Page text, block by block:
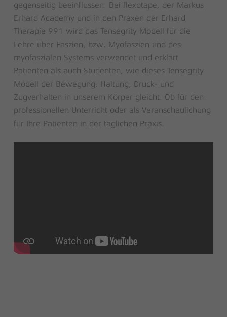
gegenseitig beeinflussen. Bei flexotape, der Markus
Erhard Academy und in den Praxen der Erhard
Therapie 991 wird das Tensegrity Modell für die
Lehre über Faszien, bzw. Myofaszien und des
myofaszialen Systems verwendet und erklärt
Patienten als auch Studenten, wie dieses Tensegrity
Modell der Bewegung, Haltung, Druck- und
Zugverhalten in unserem Körper gleicht. Ob für den
professionellen Unterricht oder als Veranschaulichung
für Ihre Patienten in der täglichen Praxis.